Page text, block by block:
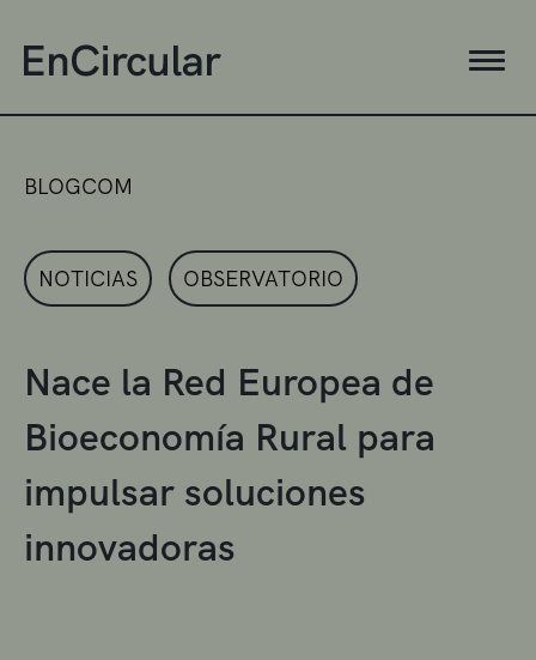
BLOGCOM
NOTICIAS OBSERVATORIO
Nace la Red Europea de
Bioeconomía Rural para
impulsar soluciones
innovadoras